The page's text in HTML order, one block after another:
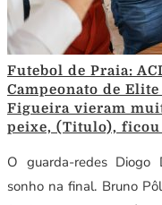
Futebol de Praia:
Campeonato de
Figueira vieram
peixe, (Titulo), ficou
O guarda-redes Diogo
sonho na final. Bruno